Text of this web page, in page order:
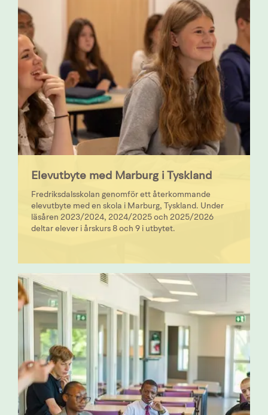
Elevutbyte med Marburg i Tyskland
Fredriksdalsskolan genomför ett återkommande
elevutbyte med en skola i Marburg, Tyskland. Under
läsåren 2023/2024, 2024/2025 och 2025/2026
deltar elever i årskurs 8 och 9 i utbytet.